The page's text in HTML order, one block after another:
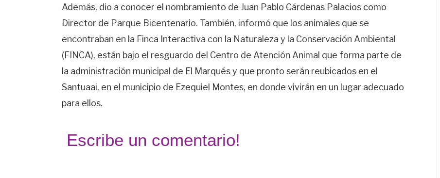
Además, dio a conocer el nombramiento de Juan Pablo Cárdenas Palacios como
Director de Parque Bicentenario. También, informó que los animales que se
encontraban en la Finca Interactiva con la Naturaleza y la Conservación Ambiental
(FINCA), están bajo el resguardo del Centro de Atención Animal que forma parte de
la administración municipal de El Marqués y que pronto serán reubicados en el
Santuaai, en el municipio de Ezequiel Montes, en donde vivirán en un lugar adecuado
para ellos.
Escribe un comentario!